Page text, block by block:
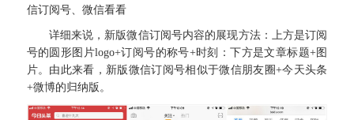
信订阅号、微信看看
详细来说，新版微信订阅号内容的展现方法：上方是订阅
号的圆形图片logo+订阅号的称号+时刻：下方是文章标题+图
片。由此来看，新版微信订阅号相似于微信朋友圈+今天头条
+微博的归纳版。